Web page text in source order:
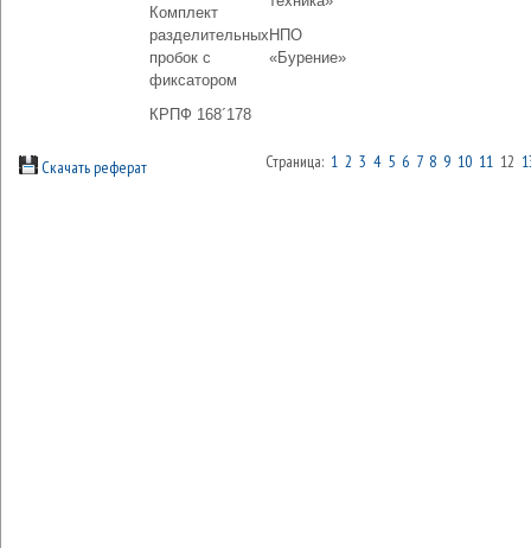
Комплект
разделительных
пробок с
фиксатором
КРПФ 168´178
НПО
«Бурение»
Скачать реферат Страница: 1 2 3 4 5 6 7 8 9 10 11 12